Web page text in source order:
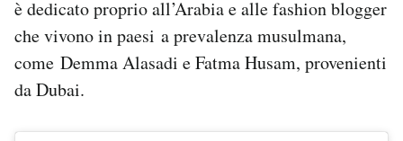
è dedicato proprio all’Arabia e alle fashion blogger
che vivono in paesi a prevalenza musulmana,
come Demma Alasadi e Fatma Husam, provenienti
da Dubai.